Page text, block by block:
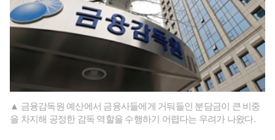
▲ 금융감독원 예산에서 금융사들에게 거둬들인 분담금이 큰 비중
을 차지해 공정한 감독 역할을 수행하기 어렵다는 우려가 나왔다.